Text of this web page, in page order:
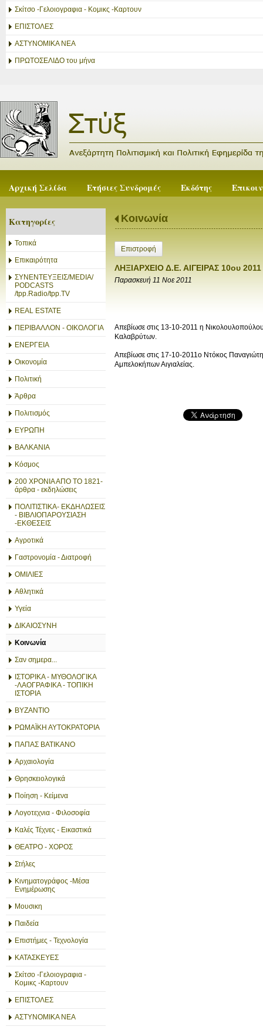
Σκίτσο -Γελοιογραφια - Κομικς -Καρτουν
ΕΠΙΣΤΟΛΕΣ
ΑΣΤΥΝΟΜΙΚΑ ΝΕΑ
ΠΡΩΤΟΣΕΛΙΔΟ του μήνα
Αρχική Σελίδα Ετήσιες Συνδρομές Εκδότης
Κατηγορίες
Τοπικά
Επικαιρότητα
ΣΥΝΕΝΤΕΥΞΕΙΣ/MEDIA/
PODCASTS
/tpp.Radio/tpp.TV
REAL ESTATE
ΠΕΡΙΒΑΛΛΟΝ - ΟΙΚΟΛΟΓΙΑ
ΕΝΕΡΓΕΙΑ
Οικονομία
Πολιτική
Άρθρα
Πολιτισμός
ΕΥΡΩΠΗ
ΒΑΛΚΑΝΙΑ
Κόσμος
200 ΧΡΟΝΙΑ ΑΠΟ ΤΟ 1821-
άρθρα - εκδηλώσεις
ΠΟΛΙΤΙΣΤΙΚΑ- ΕΚΔΗΛΩΣΕΙΣ
- ΒΙΒΛΙΟΠΑΡΟΥΣΙΑΣΗ
-ΕΚΘΕΣΕΙΣ
Αγροτικά
Γαστρονομία - Διατροφή
ΟΜΙΛΙΕΣ
Αθλητικά
Υγεία
ΔΙΚΑΙΟΣΥΝΗ
Κοινωνία
Σαν σημερα...
ΙΣΤΟΡΙΚΑ - ΜΥΘΟΛΟΓΙΚΑ
-ΛΑΟΓΡΑΦΙΚΑ - ΤΟΠΙΚΗ
ΙΣΤΟΡΙΑ
ΒΥΖΑΝΤΙΟ
ΡΩΜΑΪΚΗ ΑΥΤΟΚΡΑΤΟΡΙΑ
ΠΑΠΑΣ ΒΑΤΙΚΑΝΟ
Αρχαιολογία
Θρησκειολογικά
Ποίηση - Κείμενα
Λογοτεχνια - Φιλοσοφία
Καλές Τέχνες - Εικαστικά
ΘΕΑΤΡΟ - ΧΟΡΟΣ
Στήλες
Κινηματογράφος -Μέσα
Ενημέρωσης
Μουσικη
Παιδεία
Επιστήμες - Τεχνολογία
ΚΑΤΑΣΚΕΥΕΣ
Σκίτσο -Γελοιογραφια -
Κομικς -Καρτουν
ΕΠΙΣΤΟΛΕΣ
ΑΣΤΥΝΟΜΙΚΑ ΝΕΑ
Κοινωνία
Επιστροφή
ΛΗΞΙΑΡΧΕΙΟ Δ.Ε. ΑΙΓΕΙΡΑΣ 10ου 2011
Παρασκευή 11 Νοε 2011
Απεβίωσε στις 13-10-2011 η
Καλαβρύτων.
Απεβίωσε στις 17-10-2011ο Ντόκος
Αμπελοκήπων Αιγιαλείας.